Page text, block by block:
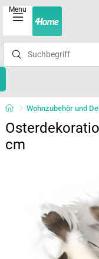
Menu
Wohnzubehör und
cm